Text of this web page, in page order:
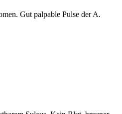
Gut palpable Pulse der A.